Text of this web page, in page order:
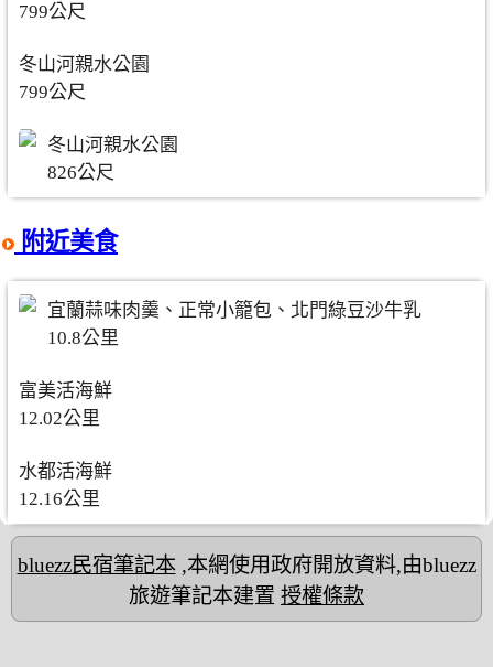
799公尺
冬山河親水公園
799公尺
冬山河親水公園
826公尺
附近美食
宜蘭蒜味肉羹、正常小籠包、北門綠豆沙牛乳
10.8公里
富美活海鮮
12.02公里
水都活海鮮
12.16公里
bluezz民宿筆記本,本網使用政府開放資料,由bluezz
旅遊筆記本建置 授權條款